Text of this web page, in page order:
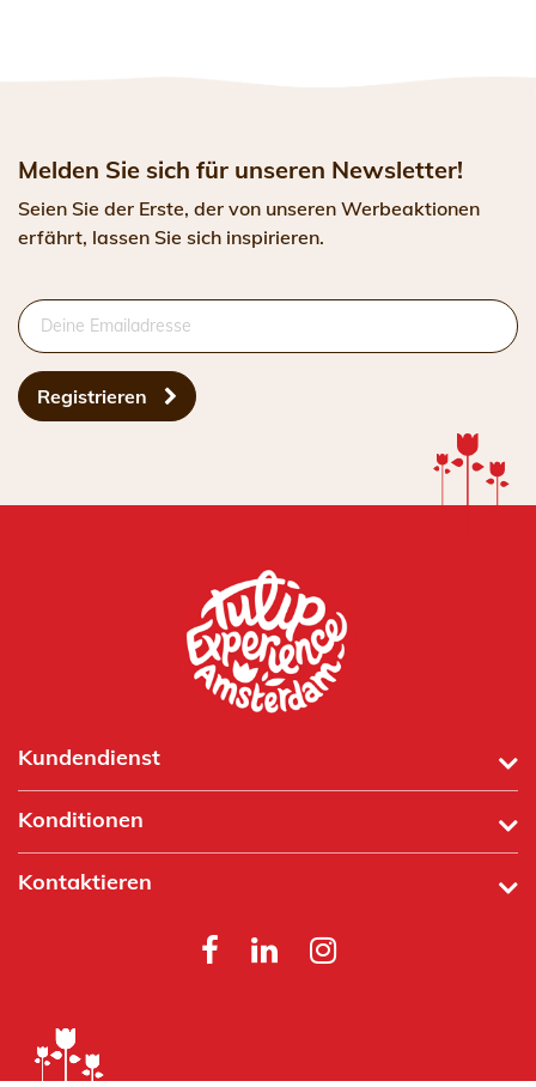
Melden Sie sich für unseren Newsletter!
Seien Sie der Erste, der von unseren Werbeaktionen
erfährt, lassen Sie sich inspirieren.
Registrieren
Kundendienst
Konditionen
Kontaktieren